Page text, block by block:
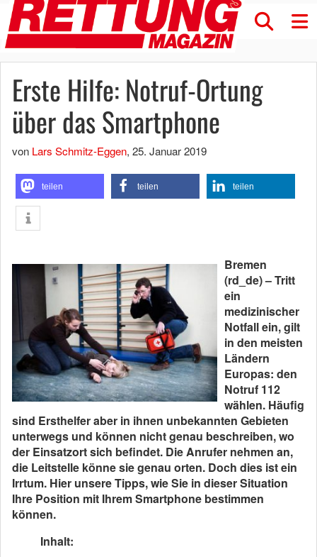
Erste Hilfe: Notruf-Ortung
über das Smartphone
von Lars Schmitz-Eggen, 25. Januar 2019
teilen teilen teilen
Bremen
(rd_de) – Tritt
ein
medizinischer
Notfall ein, gilt
in den meisten
Ländern
Europas: den
Notruf 112
wählen. Häufig
sind Ersthelfer aber in ihnen unbekannten Gebieten
unterwegs und können nicht genau beschreiben, wo
der Einsatzort sich befindet. Die Anrufer nehmen an,
die Leitstelle könne sie genau orten. Doch dies ist ein
Irrtum. Hier unsere Tipps, wie Sie in dieser Situation
Ihre Position mit Ihrem Smartphone bestimmen
können.
Inhalt: